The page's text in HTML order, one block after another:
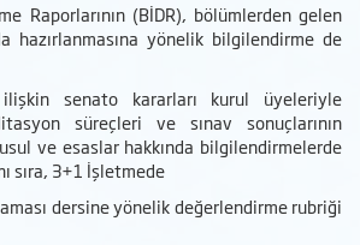
Raporlarının (BİDR), bölümlerden gelen
hazırlanmasına yönelik bilgilendirme de
ilişkin senato kararları kurul üyeleriyle
süreçleri ve sınav sonuçlarının
ve esaslar hakkında bilgilendirmelerde
sıra, 3+1 İşletmede
dersine yönelik değerlendirme rubriği